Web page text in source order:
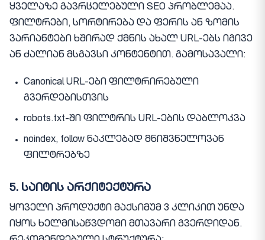
ყველაზე გავრცელებული SEO პრობლემაა.
ფილტრები, სორტირება და ფერის ან ზომის
ვარიანტები ხშირად ქმნის ახალ URL-ებს იგივე
ან ძალიან მსგავსი კონტენტით. გამოსავალი:
Canonical URL-ები ფილტრირებული
გვერდებისთვის
robots.txt-ში ფილტრის URL-ების დაბლოკვა
noindex, follow ნაკლებად მნიშვნელოვან
ფილტრებზე
5. საიტის არქიტექტურა
ყოველი პროდუქტი მაქსიმუმ 3 კლიკით უნდა
იყოს ხელმისაწვდომი მთავარი გვერდიდან.